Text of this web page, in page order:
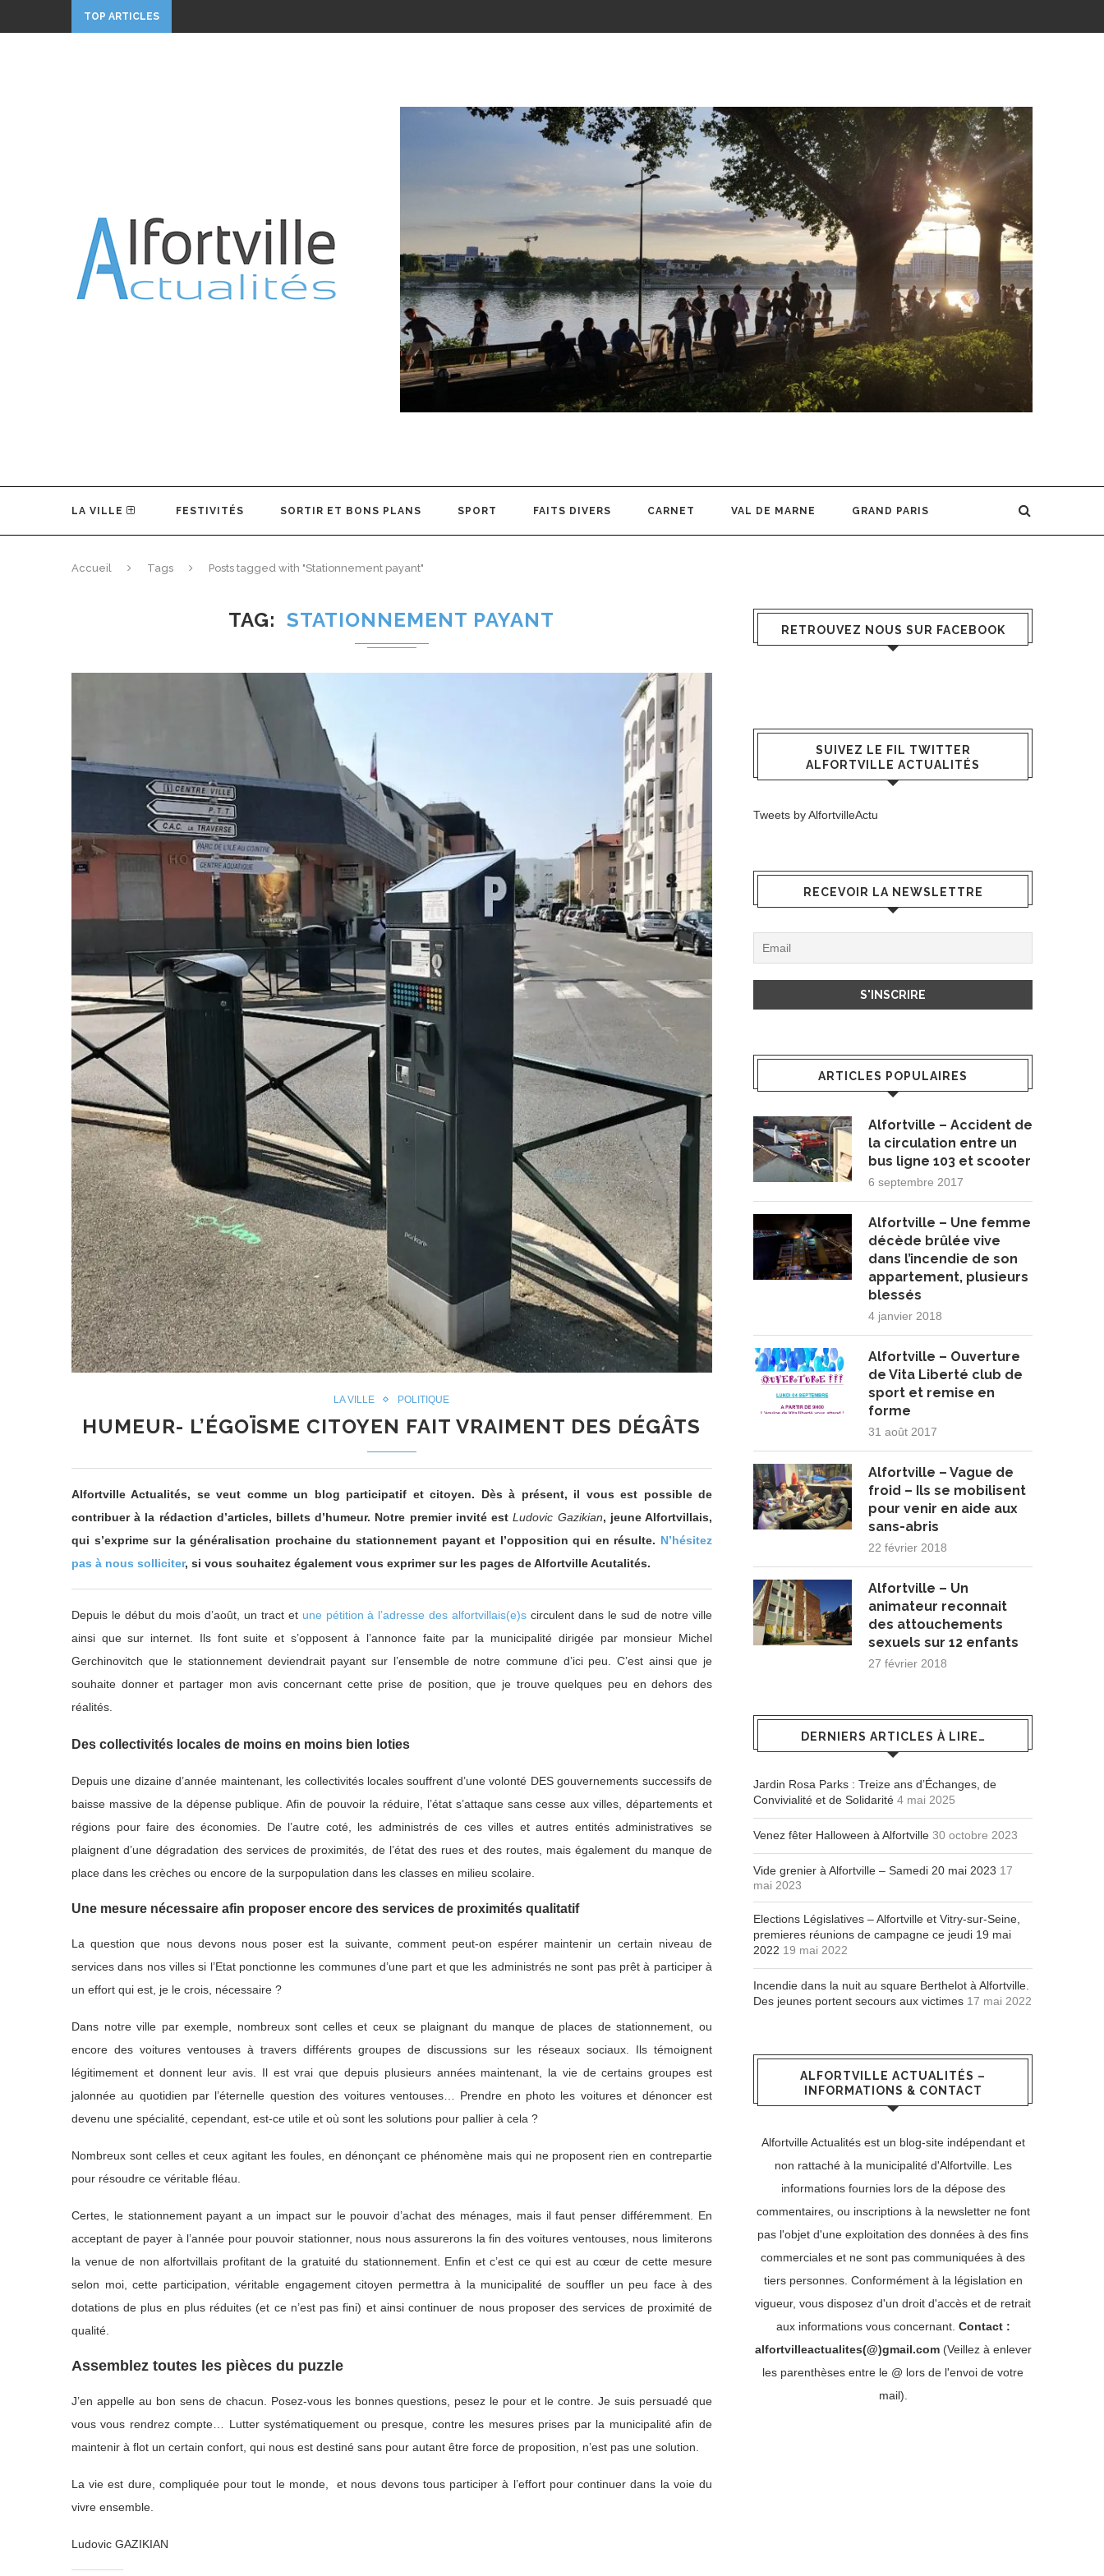
TOP ARTICLES
LA VILLE FESTIVITÉS SORTIR ET BONS PLANS SPORT FAITS DIVERS CARNET VAL DE MARNE GRAND PARIS
Accueil Tags Posts tagged with "Stationnement payant"
TAG STATIONNEMENT PAYANT
LA VILLE POLITIQUE
HUMEUR- L’ÉGOÏSME CITOYEN FAIT VRAIMENT DES DÉGÂTS
Alfortville Actualités, se veut comme un blog participatif et citoyen. Dès à présent, il vous est possible de
contribuer à la rédaction d’articles, billets d’humeur. Notre premier invité estLudovic Gazikian, jeune Alfortvillais,
qui s’exprime sur la généralisation prochaine du stationnement payant et l’opposition qui en résulte. N’hésitez
pas à nous solliciter, si vous souhaitez également vous exprimer sur les pages de Alfortville Acutalités.
Depuis le début du mois d’août, un tract et une pétition à l’adresse des alfortvillais(e)s circulent dans le sud de notre ville
ainsi que sur internet. Ils font suite et s’opposent à l’annonce faite par la municipalité dirigée par monsieur Michel
Gerchinovitch que le stationnement deviendrait payant sur l’ensemble de notre commune d’ici peu. C’est ainsi que je
souhaite donner et partager mon avis concernant cette prise de position, que je trouve quelques peu en dehors des
réalités.
Des collectivités locales de moins en moins bien loties
Depuis une dizaine d’année maintenant, les collectivités locales souffrent d’une volonté DES gouvernements successifs de
baisse massive de la dépense publique. Afin de pouvoir la réduire, l’état s’attaque sans cesse aux villes, départements et
régions pour faire des économies. De l’autre coté, les administrés de ces villes et autres entités administratives se
plaignent d’une dégradation des services de proximités, de l’état des rues et des routes, mais également du manque de
place dans les crèches ou encore de la surpopulation dans les classes en milieu scolaire.
Une mesure nécessaire afin proposer encore des services de proximités qualitatif
La question que nous devons nous poser est la suivante, comment peut-on espérer maintenir un certain niveau de
services dans nos villes si l’Etat ponctionne les communes d’une part et que les administrés ne sont pas prêt à participer à
un effort qui est, je le crois, nécessaire ?
Dans notre ville par exemple, nombreux sont celles et ceux se plaignant du manque de places de stationnement, ou
encore des voitures ventouses à travers différents groupes de discussions sur les réseaux sociaux. Ils témoignent
légitimement et donnent leur avis. Il est vrai que depuis plusieurs années maintenant, la vie de certains groupes est
jalonnée au quotidien par l’éternelle question des voitures ventouses… Prendre en photo les voitures et dénoncer est
devenu une spécialité, cependant, est-ce utile et où sont les solutions pour pallier à cela ?
Nombreux sont celles et ceux agitant les foules, en dénonçant ce phénomène mais qui ne proposent rien en contrepartie
pour résoudre ce véritable fléau.
Certes, le stationnement payant a un impact sur le pouvoir d’achat des ménages, mais il faut penser différemment. En
acceptant de payer à l’année pour pouvoir stationner, nous nous assurerons la fin des voitures ventouses, nous limiterons
la venue de non alfortvillais profitant de la gratuité du stationnement. Enfin et c’est ce qui est au cœur de cette mesure
selon moi, cette participation, véritable engagement citoyen permettra à la municipalité de souffler un peu face à des
dotations de plus en plus réduites (et ce n’est pas fini) et ainsi continuer de nous proposer des services de proximité de
qualité.
Assemblez toutes les pièces du puzzle
J’en appelle au bon sens de chacun. Posez-vous les bonnes questions, pesez le pour et le contre. Je suis persuadé que
vous vous rendrez compte… L utter systématiquement ou presque, contre les mesures prises par la municipalité afin de
maintenir à flot un certain confort, qui nous est destiné sans pour autant être force de proposition, n’est pas une solution.
La vie est dure, compliquée pour tout le monde, et nous devons tous participer à l’effort pour continuer dans la voie du
vivre ensemble.
Ludovic GAZIKIAN
RETROUVEZ NOUS SUR FACEBOOK
SUIVEZ LE FIL TWITTER
ALFORTVILLE ACTUALITÉS
Tweets by AlfortvilleActu
RECEVOIR LA NEWSLETTRE
ARTICLES POPULAIRES
Alfortville – Accident de
la circulation entre un
bus ligne 103 et scooter
6 septembre 2017
Alfortville – Une femme
décède brûlée vive
dans l’incendie de son
appartement, plusieurs
blessés
4 janvier 2018
Alfortville – Ouverture
de Vita Liberté club de
sport et remise en
forme
31 août 2017
Alfortville – Vague de
froid – Ils se mobilisent
pour venir en aide aux
sans-abris
22 février 2018
Alfortville – Un
animateur reconnait
des attouchements
sexuels sur 12 enfants
27 février 2018
DERNIERS ARTICLES À LIRE…
Jardin Rosa Parks : Treize ans d’Échanges, de
Convivialité et de Solidarité 4 mai 2025
Venez fêter Halloween à Alfortville 30 octobre 2023
Vide grenier à Alfortville – Samedi 20 mai 2023 17
mai 2023
Elections Législatives – Alfortville et Vitry-sur-Seine,
premieres réunions de campagne ce jeudi 19 mai
2022 19 mai 2022
Incendie dans la nuit au square Berthelot à Alfortville.
Des jeunes portent secours aux victimes 17 mai 2022
ALFORTVILLE ACTUALITÉS –
INFORMATIONS & CONTACT
Alfortville Actualités est un blog-site indépendant et
non rattaché à la municipalité d'Alfortville. Les
informations fournies lors de la dépose des
commentaires, ou inscriptions à la newsletter ne font
pas l'objet d'une exploitation des données à des fins
commerciales et ne sont pas communiquées à des
tiers personnes. Conformément à la législation en
vigueur, vous disposez d'un droit d'accès et de retrait
aux informations vous concernant. Contact :
alfortvilleactualites(@)gmail.com(Veillez à enlever
les parenthèses entre le @ lors de l'envoi de votre
mail).